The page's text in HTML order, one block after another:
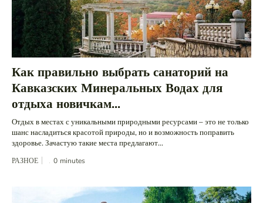
Как правильно выбрать санаторий на
Кавказских Минеральных Водах для
отдыха новичкам...
Отдых в местах с уникальными природными ресурсами – это не только
шанс насладиться красотой природы, но и возможность поправить
здоровье. Зачастую такие места предлагают...
РАЗНОЕ 0 minutes